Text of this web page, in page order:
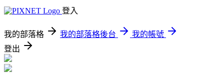
登入
我的部落格 我的部落格後台
我的帳號
登出